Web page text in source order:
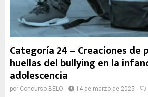
Categoría 24 – Creaciones de
huellas del bullying en la
adolescencia
por Concurso BELO 14 de marzo de 2025